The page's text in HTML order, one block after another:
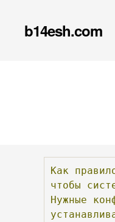
b14esh.com
Как
чтобы
Нужные